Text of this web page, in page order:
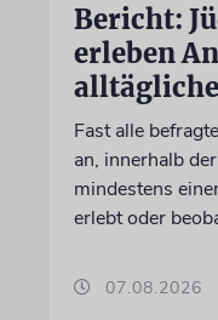
Bericht:
erleben
Fast alle
an, innerhalb
mindestens
erlebt oder
07.08.2026